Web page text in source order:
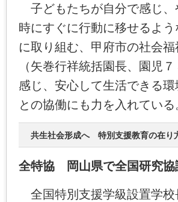
子どもたちが自分で感じ、
時にすぐに行動に移せるよ
に取り組む、甲府市の社会
（矢巻行祥統括園長、園児
感じ、安心して生活できる
との協働にも力を入れている
共生社会形成へ 特別支援教育の在り
全特協 岡山県で全国研究協
全国特別支援学級設置学校